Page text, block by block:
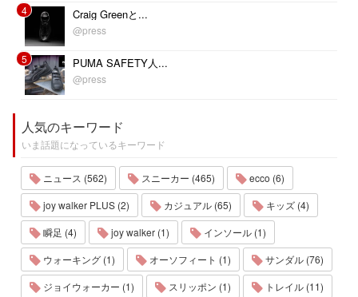
4 Craig Greenと...
@press
5 PUMA SAFETY人...
@press
人気のキーワード
いま話題になっているキーワード
ニュース (562) スニーカー (465)
ecco (6)
joy walker PLUS (2)
カジュアル (65)
キッズ (4)
瞬足 (4)
joy walker (1)
インソール (1)
ウォーキング (1)
オーソフィート (1)
サンダル (76)
ジョイウォーカー (1)
スリッポン (1) トレイル (11)